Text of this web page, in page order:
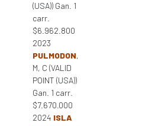
(USA)) Gan. 1
carr.
$6.962.800
2023
PULMODON,
M, C (VALID
POINT (USA))
Gan. 1 carr.
$7.670.000
2024 ISLA